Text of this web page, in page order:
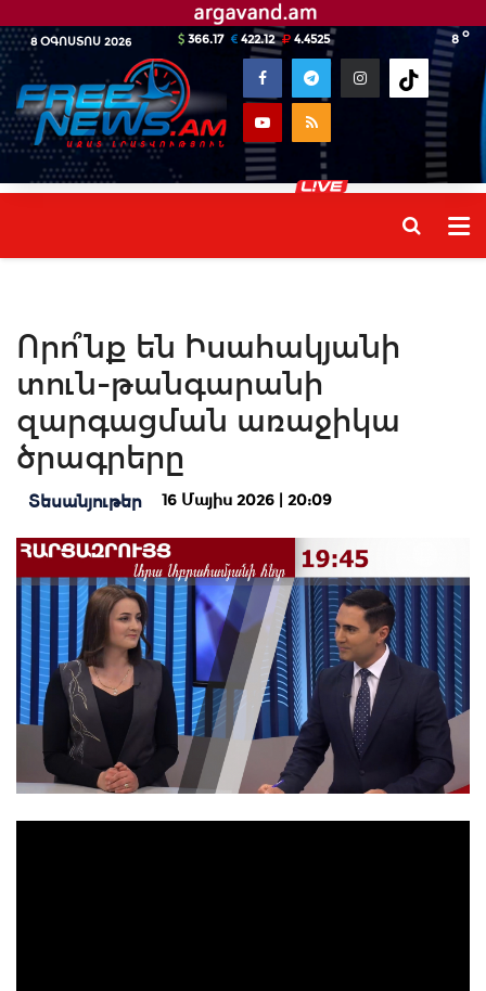
8 ՕԳՈՍՏՈՍ 2026 8 o
366.17 422.12 4.4525
Որո՞նք են Իսահակյանի
տուն-թանգարանի
զարգացման առաջիկա
ծրագրերը
Տեսանյութեր 16 Մայիս 2026 | 20:09